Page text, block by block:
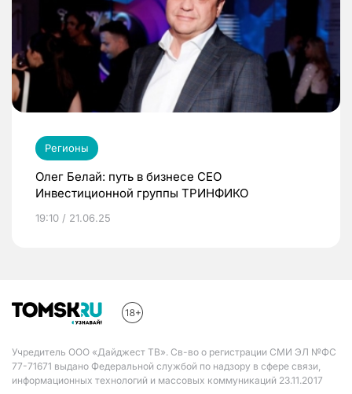
Регионы
Олег Белай: путь в бизнесе CEO
Инвестиционной группы ТРИНФИКО
19:10 / 21.06.25
Учредитель ООО «Дайджест ТВ». Св-во о регистрации СМИ ЭЛ №ФС
77-71671 выдано Федеральной службой по надзору в сфере связи,
информационных технологий и массовых коммуникаций 23.11.2017